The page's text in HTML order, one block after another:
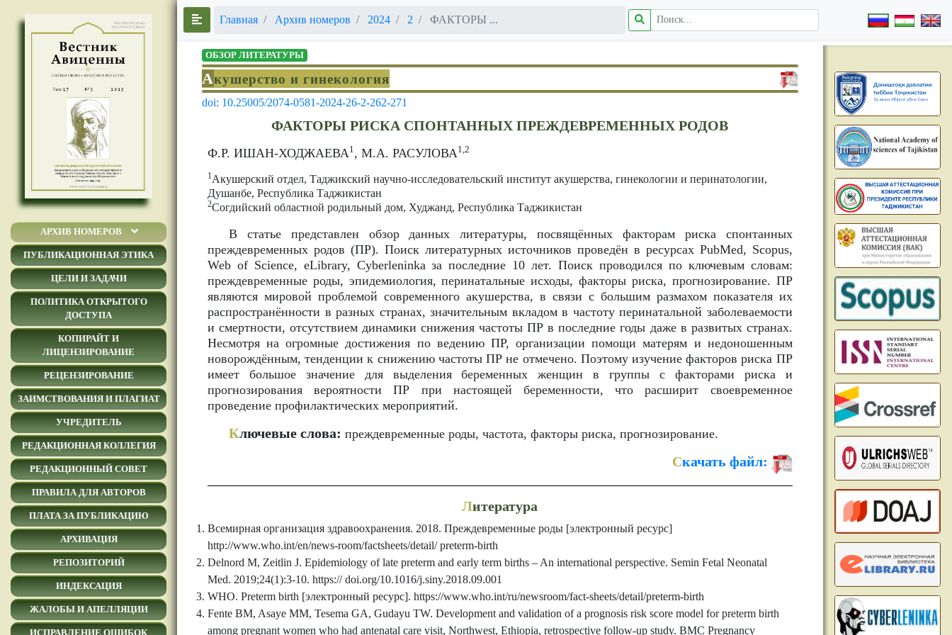
АРХИВ НОМЕРОВ
ПУБЛИКАЦИОННАЯ ЭТИКА
ЦЕЛИ И ЗАДАЧИ
ПОЛИТИКА ОТКРЫТОГО
ДОСТУПА
КОПИРАЙТ И
ЛИЦЕНЗИРОВАНИЕ
РЕЦЕНЗИРОВАНИЕ
ЗАИМСТВОВАНИЯ И ПЛАГИАТ
УЧРЕДИТЕЛЬ
РЕДАКЦИОННАЯ КОЛЛЕГИЯ
РЕДАКЦИОННЫЙ СОВЕТ
ПРАВИЛА ДЛЯ АВТОРОВ
ПЛАТА ЗА ПУБЛИКАЦИЮ
АРХИВАЦИЯ
РЕПОЗИТОРИЙ
ИНДЕКСАЦИЯ
ЖАЛОБЫ И АПЕЛЛЯЦИИ
ИСПРАВЛЕНИЕ ОШИБОК
Главная Архив номеров 2024 2 ФАКТОРЫ ...
ОБЗОР ЛИТЕРАТУРЫ
Акушерство и гинекология
doi: 10.25005/2074-0581-2024-26-2-262-271
ФАКТОРЫ РИСКА СПОНТАННЫХ ПРЕЖДЕВРЕМЕННЫХ РОДОВ
Ф.Р. ИШАН-ХОДЖАЕВА 1, М.А. РАСУЛОВА 1,2
1Акушерский отдел, Таджикский научно-исследовательский институт акушерства, гинекологии и перинатологии,
Душанбе, Республика Таджикистан
2Согдийский областной родильный дом, Худжанд, Республика Таджикистан
В статье представлен обзор данных литературы, посвящённых факторам риска спонтанных
преждевременных родов (ПР). Поиск литературных источников проведён в ресурсах PubMed, Scopus,
Web of Science, eLibrary, Cyberleninka за последние 10 лет. Поиск проводился по ключевым словам:
преждевременные роды, эпидемиология, перинатальные исходы, факторы риска, прогнозирование. ПР
являются мировой проблемой современного акушерства, в связи с большим размахом показателя их
распространённости в разных странах, значительным вкладом в частоту перинатальной заболеваемости
и смертности, отсутствием динамики снижения частоты ПР в последние годы даже в развитых странах.
Несмотря на огромные достижения по ведению ПР, организации помощи матерям и недоношенным
новорождённым, тенденции к снижению частоты ПР не отмечено. Поэтому изучение факторов риска ПР
имеет большое значение для выделения беременных женщин в группы с факторами риска и
прогнозирования вероятности ПР при настоящей беременности, что расширит своевременное
проведение профилактических мероприятий.
Ключевые слова: преждевременные роды, частота, факторы риска, прогнозирование.
Скачать файл:
Литература
Всемирная организация здравоохранения. 2018. Преждевременные роды [электронный ресурс]
http://www.who.int/en/news-room/factsheets/detail/ preterm-birth
Delnord M, Zeitlin J. Epidemiology of late preterm and early term births – An international perspective. Semin Fetal Neonatal
Med. 2019;24(1):3-10. https:// doi.org/10.1016/j.siny.2018.09.001
WHO. Preterm birth [электронный ресурс]. https://www.who.int/ru/newsroom/fact-sheets/detail/preterm-birth
Fente BM, Asaye MM, Tesema GA, Gudayu TW. Development and validation of a prognosis risk score model for preterm birth
among pregnant women who had antenatal care visit, Northwest, Ethiopia, retrospective follow-up study. BMC Pregnancy